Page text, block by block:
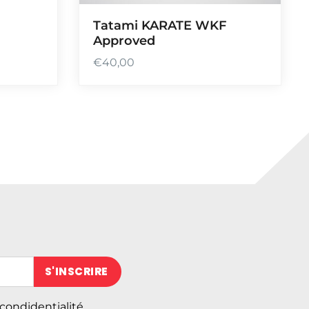
Tatami KARATE WKF
Approved
€40,00
(obligatoire)